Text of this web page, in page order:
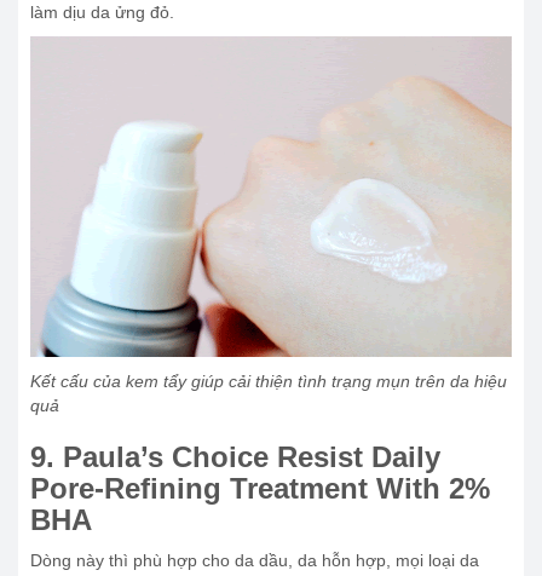
làm dịu da ửng đỏ.
Kết cấu của kem tẩy giúp cải thiện tình trạng mụn trên da hiệu
quả
9. Paula’s Choice Resist Daily
Pore-Refining Treatment With 2%
BHA
Dòng này thì phù hợp cho da dầu, da hỗn hợp, mọi loại da